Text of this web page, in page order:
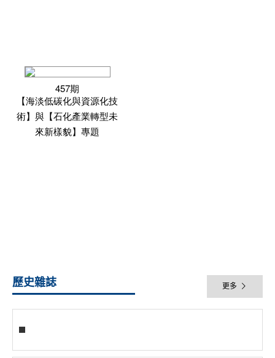
457期
【海淡低碳化與資源化技
術】與【石化產業轉型未
來新樣貌】專題
歷史雜誌 更多